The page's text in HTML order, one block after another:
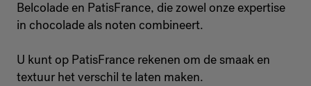
Belcolade en PatisFrance, die zowel onze expertise
in chocolade als noten combineert.
U kunt op PatisFrance rekenen om de smaak en
textuur het verschil te laten maken.